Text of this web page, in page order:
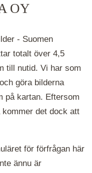
OY
- Suomen
totalt över 4,5
till nutid. Vi har som
och göra bilderna
på kartan. Eftersom
det dock att
för förfrågan här
ännu är